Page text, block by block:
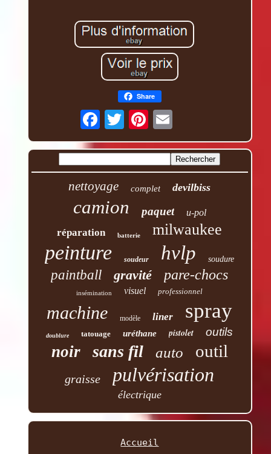
Share
nettoyage complet devilbiss
camion paquet u-pol
réparation batterie milwaukee
peinture soudeur hvlp soudure
paintball gravité pare-chocs
insémination visuel professionnel
machine modèle liner spray
doublure tatouage uréthane pistolet outils
noir sans fil auto outil
graisse pulvérisation
électrique
Accueil